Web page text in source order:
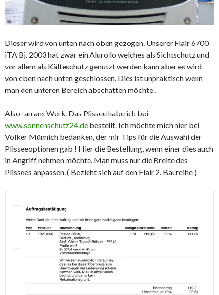
Dieser wird von unten nach oben gezogen. Unserer Flair 6700
iTA Bj. 2003 hat zwar ein Alurollo welches als Sichtschutz und
vor allem als Kälteschutz genutzt werden kann aber es wird
von oben nach unten geschlossen. Dies ist unpraktisch wenn
man den unteren Bereich abschatten möchte .
Also ran ans Werk. Das Plissee habe ich bei
www.sonnenschutz24.de bestellt. Ich möchte mich hier bei
Volker Münnich bedanken, der mir Tips für die Auswahl der
Plisseeoptionen gab ! Hier die Bestellung, wenn einer dies auch
in Angriff nehmen möchte. Man muss nur die Breite des
Plissees anpassen. ( Bezieht sich auf den Flair 2. Baureihe )